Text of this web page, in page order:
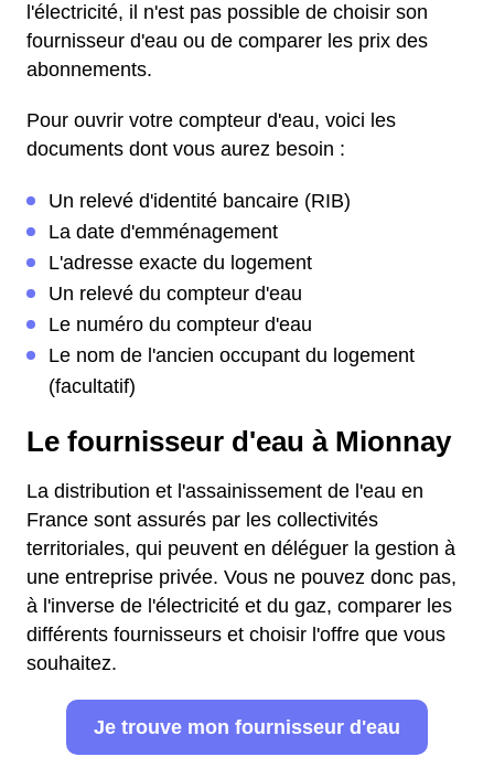
l'électricité, il n'est pas possible de choisir son
fournisseur d'eau ou de comparer les prix des
abonnements.
Pour ouvrir votre compteur d'eau, voici les
documents dont vous aurez besoin :
Un relevé d'identité bancaire (RIB)
La date d'emménagement
L'adresse exacte du logement
Un relevé du compteur d'eau
Le numéro du compteur d'eau
Le nom de l'ancien occupant du logement
(facultatif)
Le fournisseur d'eau à Mionnay
La distribution et l'assainissement de l'eau en
France sont assurés par les collectivités
territoriales, qui peuvent en déléguer la gestion à
une entreprise privée. Vous ne pouvez donc pas,
à l'inverse de l'électricité et du gaz, comparer les
différents fournisseurs et choisir l'offre que vous
souhaitez.
Je trouve mon fournisseur d'eau